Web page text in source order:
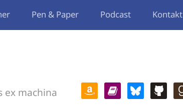
Pen & Paper Podcast Kontakt
ex machina